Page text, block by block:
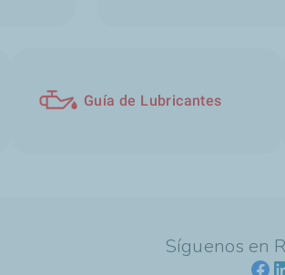
Guía de Lubricantes
Síguenos en